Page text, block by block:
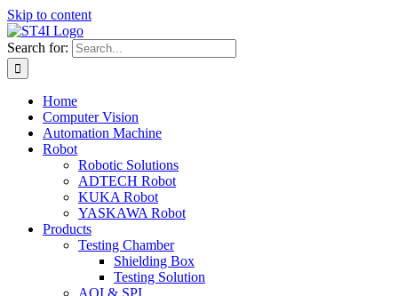
Skip to content
Search for:
Home
Computer Vision
Automation Machine
Robot
Robotic Solutions
ADTECH Robot
KUKA Robot
YASKAWA Robot
Products
Testing Chamber
Shielding Box
Testing Solution
AOI & SPI